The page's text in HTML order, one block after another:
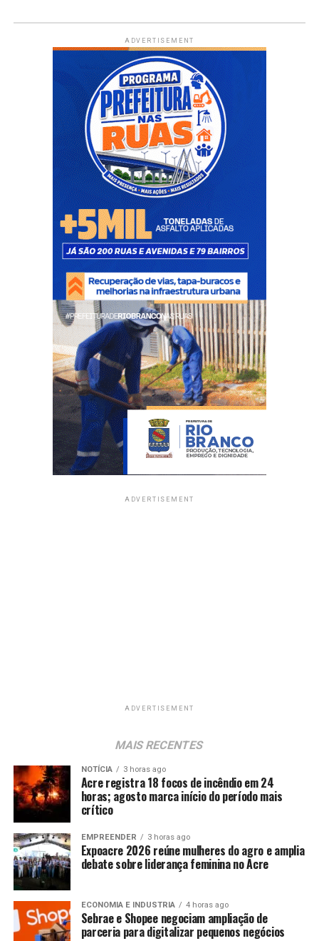
ADVERTISEMENT
ADVERTISEMENT
ADVERTISEMENT
MAIS RECENTES
NOTÍCIA 3 horas ago
Acre registra 18 focos de incêndio em 24
horas; agosto marca início do período mais
crítico
EMPREENDER 3 horas ago
Expoacre 2026 reúne mulheres do agro e amplia
debate sobre liderança feminina no Acre
ECONOMIA E INDUSTRIA 4 horas ago
Sebrae e Shopee negociam ampliação de
parceria para digitalizar pequenos negócios